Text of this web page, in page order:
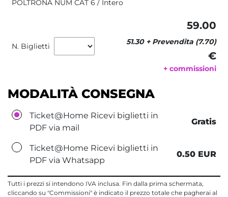
POLTRONA NUM CAT 6 / Intero
N. Biglietti
59.00
51.30 + Prevendita (7.70)
€
+ commissioni
MODALITÀ CONSEGNA
Ticket@Home Ricevi biglietti in
PDF via mail
Gratis
Ticket@Home Ricevi biglietti in
PDF via Whatsapp
0.50 EUR
Tutti i prezzi si intendono IVA inclusa. Fin dalla prima schermata,
cliccando su "Commissioni" è indicato il prezzo totale che pagherai al